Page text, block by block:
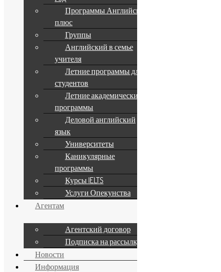
Программы Английский
плюс
Группы
Английский в семье
учителя
Летние программы для
студентов
Летние академические
программы
Деловой английский
язык
Университеты
Каникулярные
программы
Курсы IELTS
Услуги Опекунства
Агентам
Агентский договор
Подписка на рассылку
Новости
Информация